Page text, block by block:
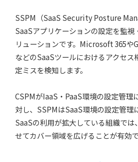
SSPM（SaaS Security Posture
SaaSアプリケーションの設定を監視
リューションです。Microsoft 365
などのSaaSツールにおけるアクセス
定ミスを検知します。
CSPMがIaaS・PaaS環境の設定管理
対し、SSPMはSaaS環境の設定管理
SaaSの利用が拡大している組織では
せてカバー領域を広げることが有効で